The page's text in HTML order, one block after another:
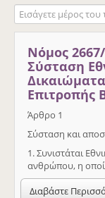
Εισάγετε μέρος του
Νόμος
Σύσταση
Επιτροπής
Άρθρο 1
Σύσταση και
1. Συνιστάται
ανθρώπου, η
Διαβάστε